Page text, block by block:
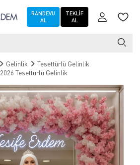
RANDEVU
AL
TEKLIF
AL
Gelinlik
Tesettürlü Gelinlik
2026 Tesettürlü Gelinlik